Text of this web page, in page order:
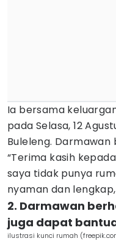
Ia bersama
pada Selasa, 12
Buleleng.
“Terima kasih
saya tidak punya
nyaman dan
2. Darmawan
juga dapat
ilustrasi kunci rumah